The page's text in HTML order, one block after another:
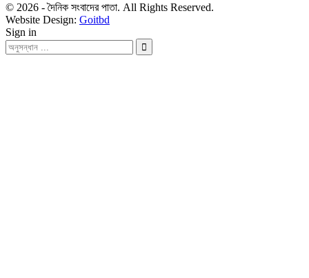
© 2026 - দৈনিক সংবাদের পাতা. All Rights Reserved.
Website Design: Goitbd
Sign in